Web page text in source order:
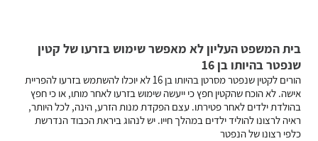
בית המשפט העליון לא מאפשר שימוש בזרעו של קטין
שנפטר בהיותו בן 16
הורים לקטין שנפטר מסרטן בהיותו בן 16 לא יוכלו להשתמש בזרעו להפריית
אישה. לא הוכח שהקטין חפץ כי ייעשה שימוש בזרעו לאחר מותו, או כי חפץ
בהולדת ילדים לאחר פטירתו. עצם הפקדת מנות הזרע, הינה, לכל היותר,
ראיה לרצונו להוליד ילדים במהלך חייו. יש לנהוג ביראת הכבוד הנדרשת
כלפי רצונו של הנפטר